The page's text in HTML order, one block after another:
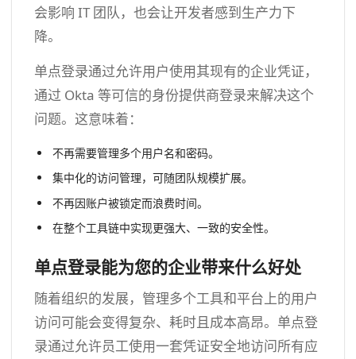
会影响 IT 团队，也会让开发者感到生产力下
降。
单点登录通过允许用户使用其现有的企业凭证，
通过 Okta 等可信的身份提供商登录来解决这个
问题。这意味着：
不再需要管理多个用户名和密码。
集中化的访问管理，可随团队规模扩展。
不再因账户被锁定而浪费时间。
在整个工具链中实现更强大、一致的安全性。
单点登录能为您的企业带来什么好处
随着组织的发展，管理多个工具和平台上的用户
访问可能会变得复杂、耗时且成本高昂。单点登
录通过允许员工使用一套凭证安全地访问所有应